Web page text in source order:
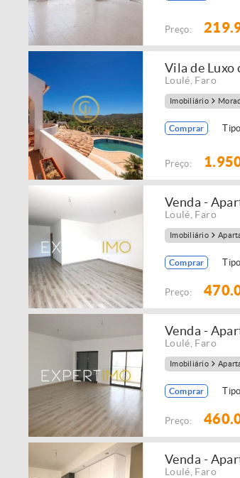
Preço:
Vila de Luxo
Loulé Faro
Imobiliário
Comprar
Preço:
Venda -
Loulé Faro
Imobiliário
Comprar
Preço:
Venda -
Loulé Faro
Imobiliário
Comprar
Preço:
Venda -
Loulé Faro